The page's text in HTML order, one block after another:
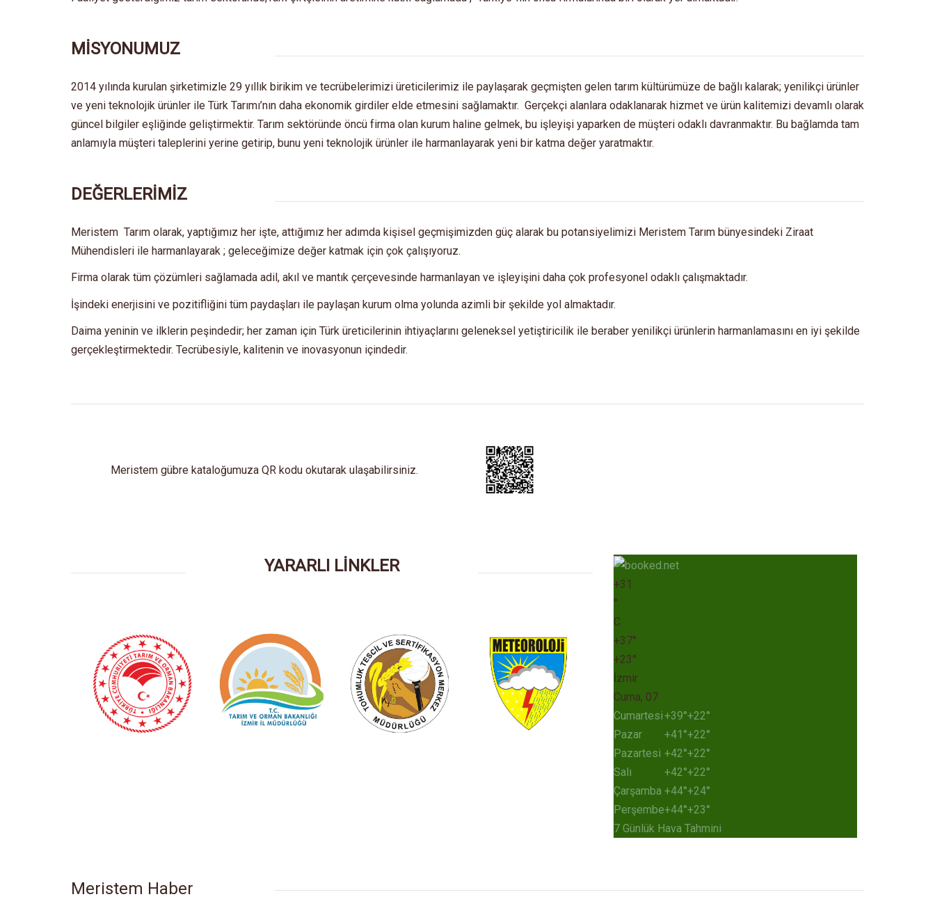
MİSYONUMUZ
2014 yılında kurulan şirketimizle 29 yıllık birikim ve tecrübelerimizi üreticilerimiz ile paylaşarak geçmişten gelen tarım kültürümüze de bağlı kalarak; yenilikçi ürünler
ve yeni teknolojik ürünler ile Türk Tarımı’nın daha ekonomik girdiler elde etmesini sağlamaktır. Gerçekçi alanlara odaklanarak hizmet ve ürün kalitemizi devamlı olarak
güncel bilgiler eşliğinde geliştirmektir. Tarım sektöründe öncü firma olan kurum haline gelmek, bu işleyişi yaparken de müşteri odaklı davranmaktır. Bu bağlamda tam
anlamıyla müşteri taleplerini yerine getirip, bunu yeni teknolojik ürünler ile harmanlayarak yeni bir katma değer yaratmaktır.
DEĞERLERİMİZ
Meristem Tarım olarak, yaptığımız her işte, attığımız her adımda kişisel geçmişimizden güç alarak bu potansiyelimizi Meristem Tarım bünyesindeki Ziraat
Mühendisleri ile harmanlayarak ; geleceğimize değer katmak için çok çalışıyoruz.
Firma olarak tüm çözümleri sağlamada adil, akıl ve mantık çerçevesinde harmanlayan ve işleyişini daha çok profesyonel odaklı çalışmaktadır.
İşindeki enerjisini ve pozitifliğini tüm paydaşları ile paylaşan kurum olma yolunda azimli bir şekilde yol almaktadır.
Daima yeninin ve ilklerin peşindedir; her zaman için Türk üreticilerinin ihtiyaçlarını geleneksel yetiştiricilik ile beraber yenilikçi ürünlerin harmanlamasını en iyi şekilde
gerçekleştirmektedir. Tecrübesiyle, kalitenin ve inovasyonun içindedir.
Meristem gübre kataloğumuza QR kodu okutarak ulaşabilirsiniz.
YARARLI LİNKLER
+31
°
C
+37°
+23°
İzmir
Cuma, 07
Cumartesi+39°+22°
Pazar
+41°+22°
Pazartesi +42°+22°
Salı
+42°+22°
Çarşamba +44°+24°
Perşembe+44°+23°
7 Günlük Hava Tahmini
Meristem Haber